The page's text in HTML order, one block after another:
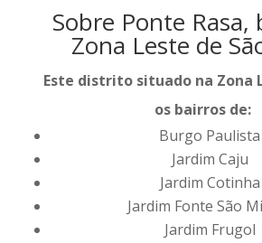
Sobre Ponte Rasa,
Zona Leste de
Este distrito situado na Zona
os bairros de:
Burgo Paulista
Jardim Caju
Jardim Cotinha
Jardim Fonte São
Jardim Frugol